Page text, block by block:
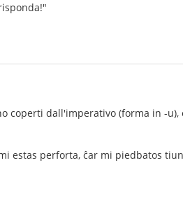
coperti dall'imperativo (forma in -
estas perforta, ĉar mi piedbatos